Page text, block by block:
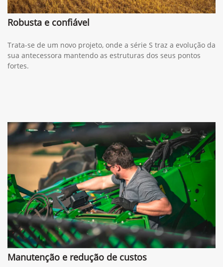
Robusta e confiável
Trata-se de um novo projeto, onde a série S traz a evolução da
sua antecessora mantendo as estruturas dos seus pontos
fortes.
Manutenção e redução de custos